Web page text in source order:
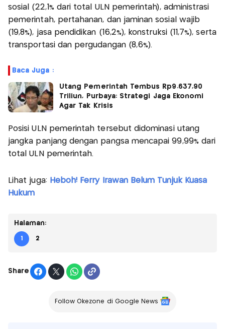
sosial (22,1% dari total ULN pemerintah), administrasi
pemerintah, pertahanan, dan jaminan sosial wajib
(19,8%), jasa pendidikan (16,2%), konstruksi (11,7%), serta
transportasi dan pergudangan (8,6%).
Baca Juga :
Utang Pemerintah Tembus Rp9.637,90
Triliun, Purbaya: Strategi Jaga Ekonomi
Agar Tak Krisis
Posisi ULN pemerintah tersebut didominasi utang
jangka panjang dengan pangsa mencapai 99,99% dari
total ULN pemerintah.
Lihat juga: Heboh! Ferry Irawan Belum Tunjuk Kuasa
Hukum
Halaman:
1 2
Share
Follow Okezone di Google News